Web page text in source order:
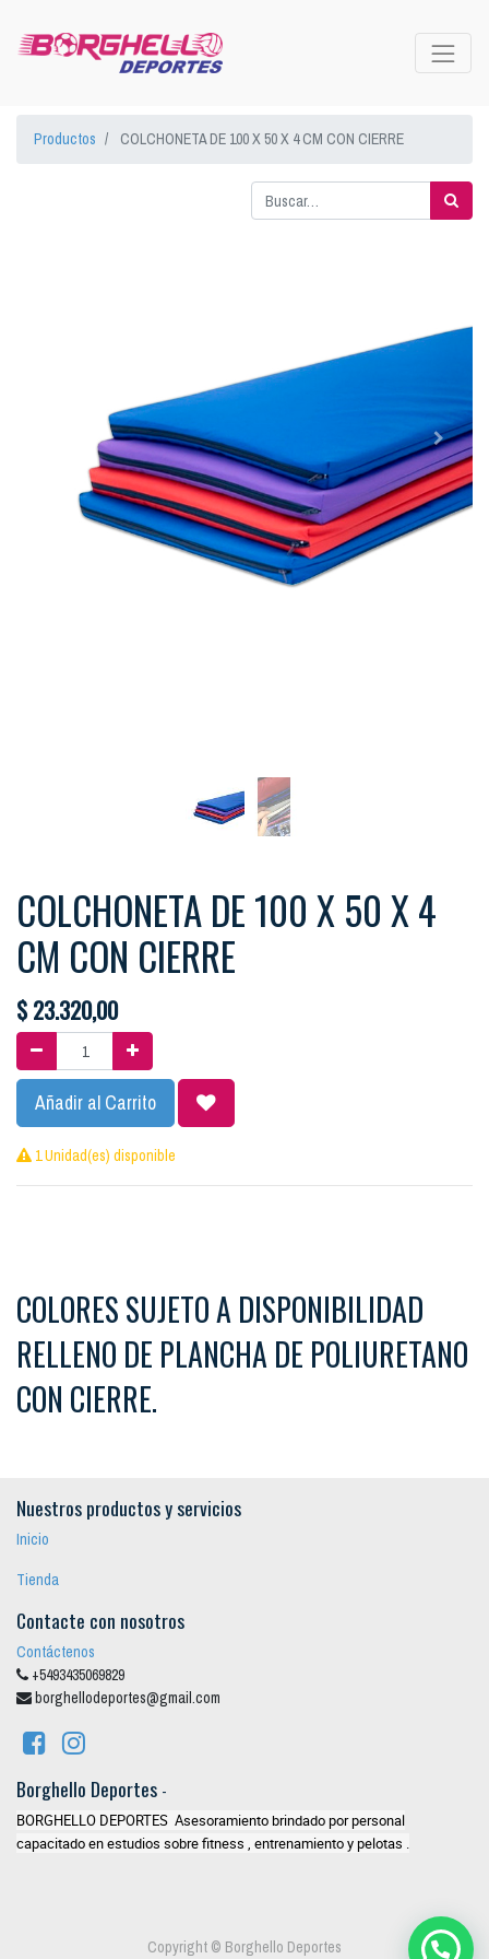
Productos COLCHONETA DE 100 X 50 X 4 CM CON CIERRE
COLCHONETA DE 100 X 50 X 4
CM CON CIERRE
$23.320,00
Añadir al Carrito
1 Unidad(es) disponible
COLORES SUJETO A DISPONIBILIDAD
RELLENO DE PLANCHA DE POLIURETANO
CON CIERRE.
Nuestros productos y servicios
Inicio
Tienda
Contacte con nosotros
Contáctenos
+5493435069829
borghellodeportes@gmail.com
Borghello Deportes -
BORGHELLO DEPORTES Asesoramiento brindado por personal
capacitado en estudios sobre fitness , entrenamiento y pelotas .
Copyright © Borghello Deportes